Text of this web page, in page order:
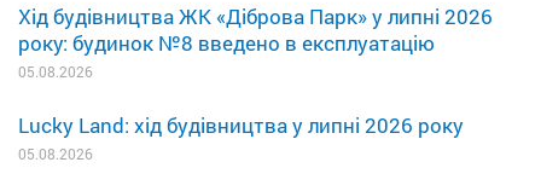
Хід будівництва ЖК «Діброва Парк» у липні 2026
року: будинок №8 введено в експлуатацію
05.08.2026
Lucky Land: хід будівництва у липні 2026 року
05.08.2026